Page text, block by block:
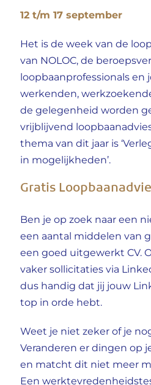
12 t/m 17 september
Het is de week van de
van NOLOC, de
loopbaanprofessionals en
werkenden,
de gelegenheid worden
vrijblijvend
thema van dit jaar is
in mogelijkheden’.
Gratis
Ben je op zoek naar een
een aantal middelen van
een goed uitgewerkt CV.
vaker sollicitaties via
dus handig dat jij jouw
top in orde hebt.
Weet je niet zeker of je
Veranderen er dingen op
en matcht dit niet meer
Een